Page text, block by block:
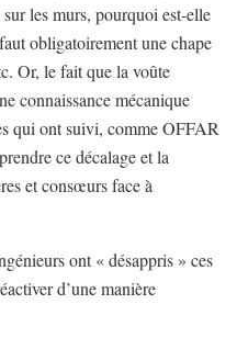
les murs, pourquoi est-elle
obligatoirement une chape
Or, le fait que la voûte
connaissance mécanique
qui ont suivi, comme OFFAR
ce décalage et la
et consœurs face à
ont « désappris » ces
d’une manière